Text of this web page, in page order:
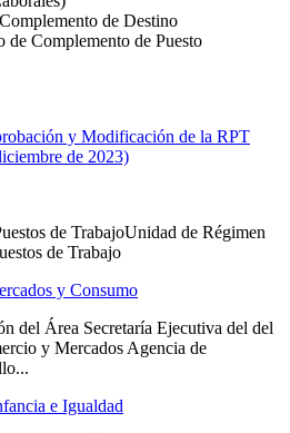
de Destino
de Complemento de Puesto
y Modificación de la RPT
de 2023)
de TrabajoUnidad de Régimen
de Trabajo
y Consumo
del Área Secretaría Ejecutiva del del
y Mercados Agencia de
e Igualdad